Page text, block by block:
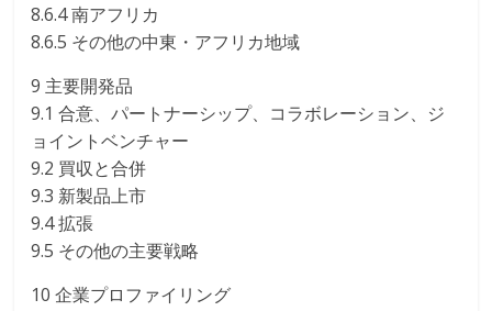
8.6.4 南アフリカ
8.6.5 その他の中東・アフリカ地域
9 主要開発品
9.1 合意、パートナーシップ、コラボレーション、ジ
ョイントベンチャー
9.2 買収と合併
9.3 新製品上市
9.4 拡張
9.5 その他の主要戦略
10 企業プロファイリング